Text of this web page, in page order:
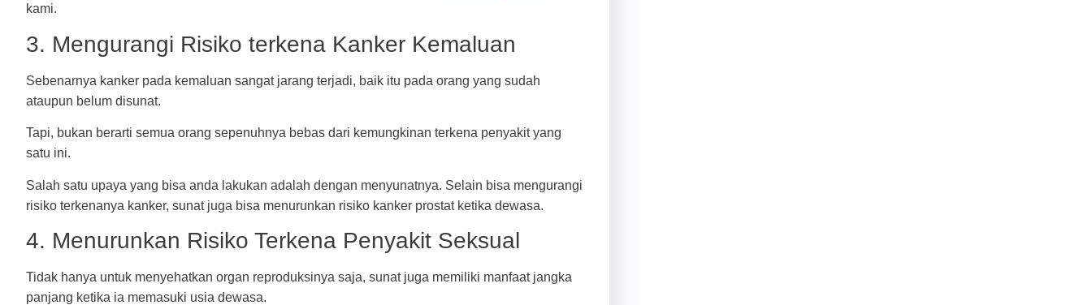
kami.
3. Mengurangi Risiko terkena Kanker Kemaluan
Sebenarnya kanker pada kemaluan sangat jarang terjadi, baik itu pada orang yang sudah
ataupun belum disunat.
Tapi, bukan berarti semua orang sepenuhnya bebas dari kemungkinan terkena penyakit yang
satu ini.
Salah satu upaya yang bisa anda lakukan adalah dengan menyunatnya. Selain bisa mengurangi
risiko terkenanya kanker, sunat juga bisa menurunkan risiko kanker prostat ketika dewasa.
4. Menurunkan Risiko Terkena Penyakit Seksual
Tidak hanya untuk menyehatkan organ reproduksinya saja, sunat juga memiliki manfaat jangka
panjang ketika ia memasuki usia dewasa.